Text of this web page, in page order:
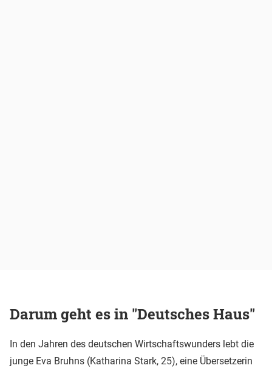
Darum geht es in "Deutsches Haus"
In den Jahren des deutschen Wirtschaftswunders lebt die
junge Eva Bruhns (Katharina Stark, 25), eine Übersetzerin